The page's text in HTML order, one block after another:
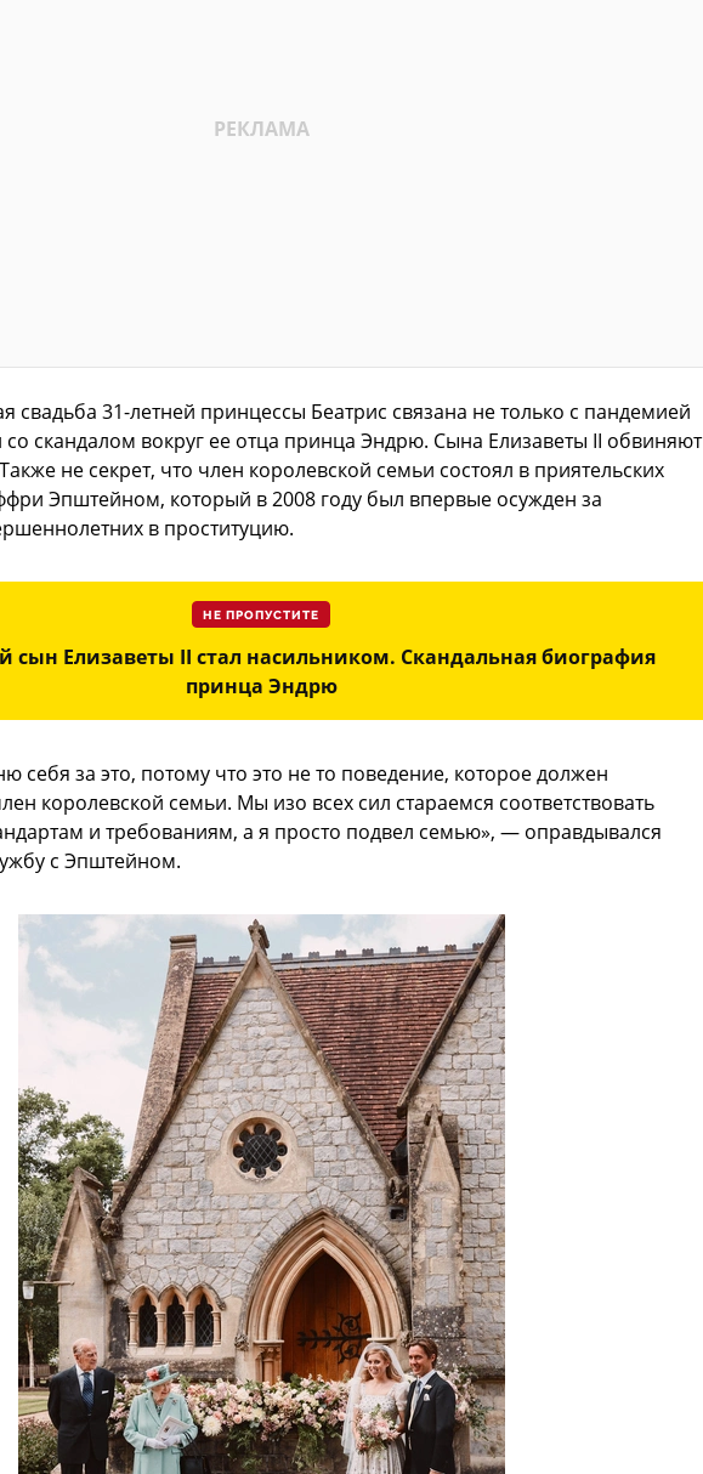
свадьба 31-летней принцессы Беатрис связана не только с пандемией
со скандалом вокруг ее отца принца Эндрю. Сына Елизаветы II обвиняют
не секрет, что член королевской семьи состоял в приятельских
Эпштейном, который в 2008 году был впервые осужден за
в проституцию.
НЕ ПРОПУСТИТЕ
Елизаветы II стал насильником. Скандальная биография
принца Эндрю
себя за это, потому что это не то поведение, которое должен
королевской семьи. Мы изо всех сил стараемся соответствовать
и требованиям, а я просто подвел семью», — оправдывался
с Эпштейном.